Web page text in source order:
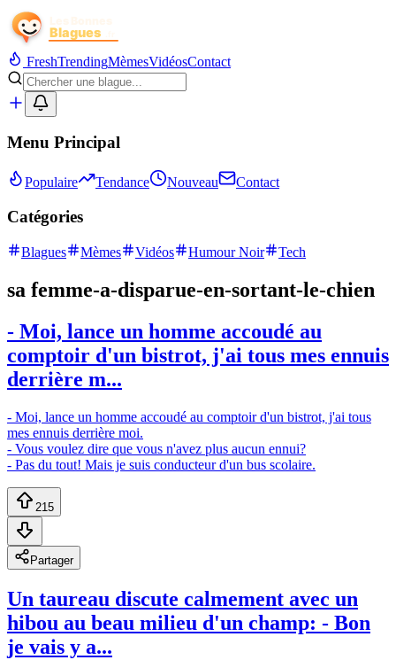
FreshTrendingMèmesVidéosContact
Menu Principal
Populaire Tendance Nouveau Contact
Catégories
Blagues Mèmes Vidéos Humour Noir Tech
sa femme-a-disparue-en-sortant-le-chien
- Moi, lance un homme accoudé au
comptoir d'un bistrot, j'ai tous mes ennuis
derrière m...
- Moi, lance un homme accoudé au comptoir d'un bistrot, j'ai tous
mes ennuis derrière moi.
- Vous voulez dire que vous n'avez plus aucun ennui?
- Pas du tout! Mais je suis conducteur d'un bus scolaire.
215
Partager
Un taureau discute calmement avec un
hibou au beau milieu d'un champ: - Bon
je vais y a...